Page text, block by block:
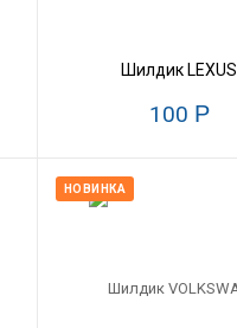
Шилдик LEXUS
100 Р
НОВИНКА